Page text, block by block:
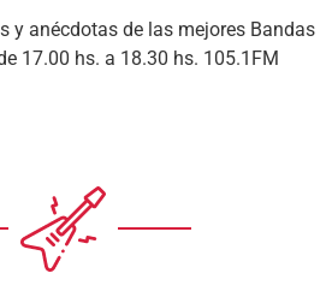
y anécdotas de las mejores Bandas
17.00 hs. a 18.30 hs. 105.1FM